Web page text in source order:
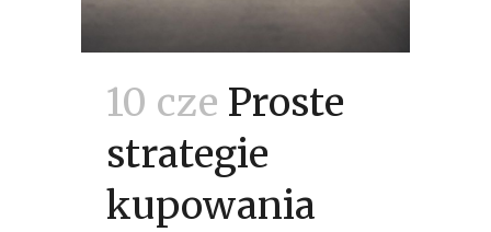
10 cze Proste
strategie
kupowania